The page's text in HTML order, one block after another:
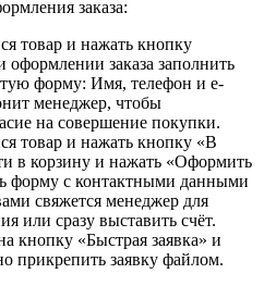
заказа:
товар и нажать кнопку
заказа заполнить
форму: Имя, телефон и e-
менеджер, чтобы
на совершение покупки.
товар и нажать кнопку «В
в корзину и нажать «Оформить
форму с контактными данными
свяжется менеджер для
или сразу выставить счёт.
кнопку «Быстрая заявка» и
прикрепить заявку файлом.